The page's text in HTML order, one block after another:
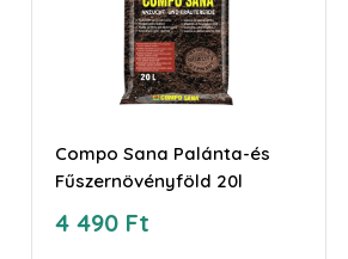
Compo Sana Palánta-és
Fűszernövényföld 20l
Akciós
4 490 Ft